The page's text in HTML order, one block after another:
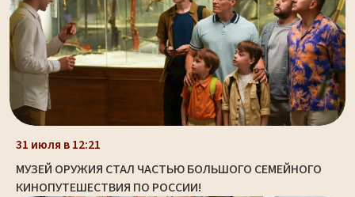
31 июля в 12:21
МУЗЕЙ ОРУЖИЯ СТАЛ ЧАСТЬЮ БОЛЬШОГО СЕМЕЙНОГО
КИНОПУТЕШЕСТВИЯ ПО РОССИИ!